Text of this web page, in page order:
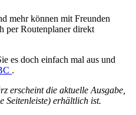
mehr können mit Freunden
per Routenplaner direkt
es doch einfach mal aus und
.
erscheint die aktuelle Ausgabe,
Seitenleiste) erhältlich ist.